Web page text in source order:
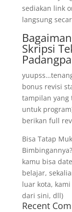
sediakan link
langsung
Skripsi
bonus revisi
tampilan yang
untuk
berikan full
Bisa Tatap
Bimbingannya?
kamu bisa
belajar,
luar kota,
dari sini, dll)
Recent